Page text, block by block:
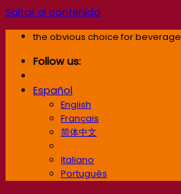
Saltar al contenido
the obvious choice for beverage
Follow us:
Español
English
Français
简体中文
Italiano
Português